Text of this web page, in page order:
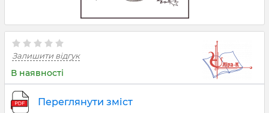
Залишити відгук
В наявності
Переглянути зміст